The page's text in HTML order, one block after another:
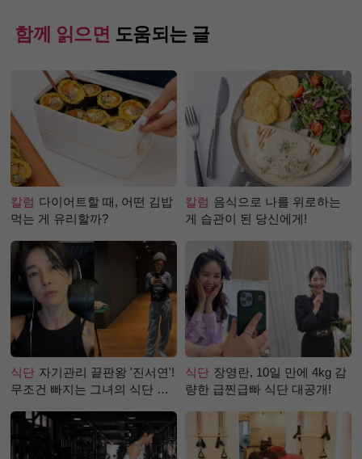
함께 읽으면 도움되는 글
칼럼 다이어트할 때, 어떤 김밥
먹는 게 유리할까?
칼럼 음식으로 나를 위로하는
게 습관이 된 당신에게!
식단 자기관리 끝판왕 '진서연'!
무조건 빠지는 그녀의 식단 정
식단 장영란, 10일 만에 4kg 감
량한 급찐급빠 식단 대공개!